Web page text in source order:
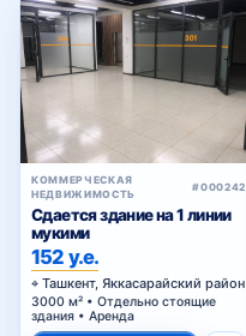
КОММЕРЧЕСКАЯ
НЕДВИЖИМОСТЬ
#000242
Сдается здание на 1 линии
мукими
152 у.е.
Ташкент, Яккасарайский район
3000 м² • Отдельно стоящие
здания • Аренда